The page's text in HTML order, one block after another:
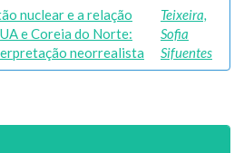
nuclear e a relação
e Coreia do Norte:
neorrealista
Teixeira,
Sofia
Sifuentes